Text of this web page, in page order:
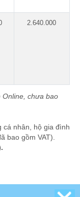
2.640.000
chưa bao
cá nhân, hộ gia đình
bao gồm VAT).